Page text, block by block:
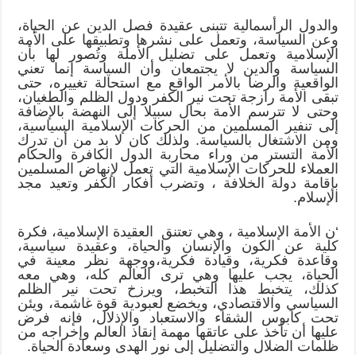
والدول الرأسمالية تتبنى عقيدة فصل الدين عن الحياة،
وعن السياسة، وتعمل على نشرها وتطبيقها على الأمة
الإسلامية وتعمل على تضليل الأملة وتُصور لها بأن
السياسة والدين لا يجتمعان وأن السياسة إنما تعني
الواقعية والرضا بالأمر الواقع مع استحالة تغييره، حتى
تبقى الأمة رازجة تحت نير الكفر ودول الظلم والطغيان،
وحتى لا تترسم الأمة بحال سبيلا إلى النهضة بالإضافة
إلى تنفير المسلمين من الحركات الإسلامية السياسية،
ومن الاشتغال بالسياسة. ولذلك كان لا بد من أن تدرك
الأمة التستر من وراء محاربة الدول الكافرة والحكام
العملاء للحركات الإسلامية التي تعمل لإنهاض المسلمين
بإقامة دولة الخلافة ، وتضرب أفكار الكفر وتعيد مجد
الإسلام.
‘ن الأمة الإسلامية ، وهي تعتنق العقيدة الإسلامية، فكرة
كلية عن الكون والإنسان والحياة، وعقيدة سياسية،
وقاعدة فكرية، وقيادة فكرية،ووجهة نظر معينة في
الحياة، يجب عليها وهي ترى العالم كله، وهي معه
كذلك، يتخبط هذا التخبط، ويرزخ تحت نير الظلم
السياسي والاقتصادي، ويخضع لعبودية قوة غاشمة، ويئن
تحت كابوس الشقاء والاستعباد والإذلال، فإنه فرض
عليها أن تأخذ على عاتقها مهمة إنقاذ العالم وإخراجه من
ظلمات الضلال والتضليل إلى نور الهدى وسعادة الحياة.